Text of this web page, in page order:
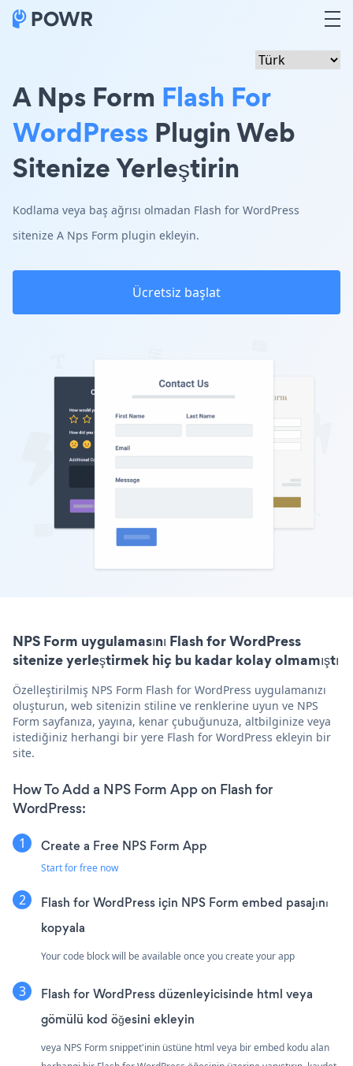
A Nps Form Flash For
WordPress Plugin Web
Sitenize Yerleştirin
Kodlama veya baş ağrısı olmadan Flash for WordPress
sitenize A Nps Form plugin ekleyin.
Ücretsiz başlat
NPS Form uygulamasını Flash for WordPress
sitenize yerleştirmek hiç bu kadar kolay olmamıştı
Özelleştirilmiş NPS Form Flash for WordPress uygulamanızı
oluşturun, web sitenizin stiline ve renklerine uyun ve NPS
Form sayfanıza, yayına, kenar çubuğunuza, altbilginize veya
istediğiniz herhangi bir yere Flash for WordPress ekleyin bir
site.
How To Add a NPS Form App on Flash for
WordPress:
Create a Free NPS Form App
Start for free now
Flash for WordPress için NPS Form embed pasajını
kopyala
Your code block will be available once you create your app
Flash for WordPress düzenleyicisinde html veya
gömülü kod öğesini ekleyin
veya NPS Form snippet'inin üstüne html veya bir embed kodu alan